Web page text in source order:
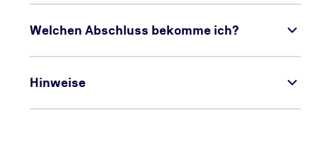
Welchen Abschluss bekomme ich?
Hinweise